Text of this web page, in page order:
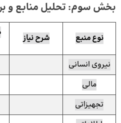
بخش سوم: تحلیل منابع و
نوع منبع شرح نیاز
نیروی انسانی
مالی
تجهیزاتی